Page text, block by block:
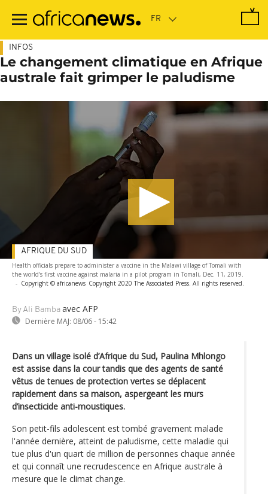
contenu
INFOS
Le changement climatique en Afrique
australe fait grimper le paludisme
Health officials prepare to administer a vaccine in the Malawi village of Tomali with
the world's first vaccine against malaria in a pilot program in Tomali, Dec. 11, 2019.
- Copyright © africanews Copyright 2020 The Associated Press. All rights reserved.
By Ali Bamba avec AFP
Dernière MAJ: 08/06 - 15:42
AFRIQUE DU SUD
Dans un village isolé d’Afrique du Sud, Paulina Mhlongo
est assise dans la cour tandis que des agents de santé
vêtus de tenues de protection vertes se déplacent
rapidement dans sa maison, aspergeant les murs
d’insecticide anti-moustiques.
Son petit-fils adolescent est tombé gravement malade
l'année dernière, atteint de paludisme, cette maladie qui
tue plus d'un quart de million de personnes chaque année
et qui connaît une recrudescence en Afrique australe à
mesure que le climat change.